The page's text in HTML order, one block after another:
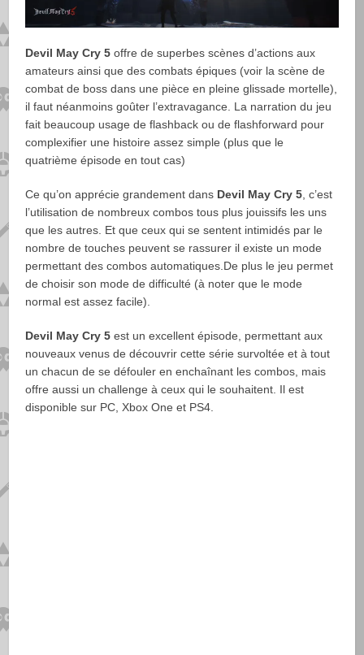
Devil May Cry 5 offre de superbes scènes d’actions aux
amateurs ainsi que des combats épiques (voir la scène de
combat de boss dans une pièce en pleine glissade mortelle),
il faut néanmoins goûter l’extravagance. La narration du jeu
fait beaucoup usage de flashback ou de flashforward pour
complexifier une histoire assez simple (plus que le
quatrième épisode en tout cas)
Ce qu’on apprécie grandement dans Devil May Cry 5 , c’est
l’utilisation de nombreux combos tous plus jouissifs les uns
que les autres. Et que ceux qui se sentent intimidés par le
nombre de touches peuvent se rassurer il existe un mode
permettant des combos automatiques.De plus le jeu permet
de choisir son mode de difficulté (à noter que le mode
normal est assez facile).
Devil May Cry 5 est un excellent épisode, permettant aux
nouveaux venus de découvrir cette série survoltée et à tout
un chacun de se défouler en enchaînant les combos, mais
offre aussi un challenge à ceux qui le souhaitent. Il est
disponible sur PC, Xbox One et PS4.